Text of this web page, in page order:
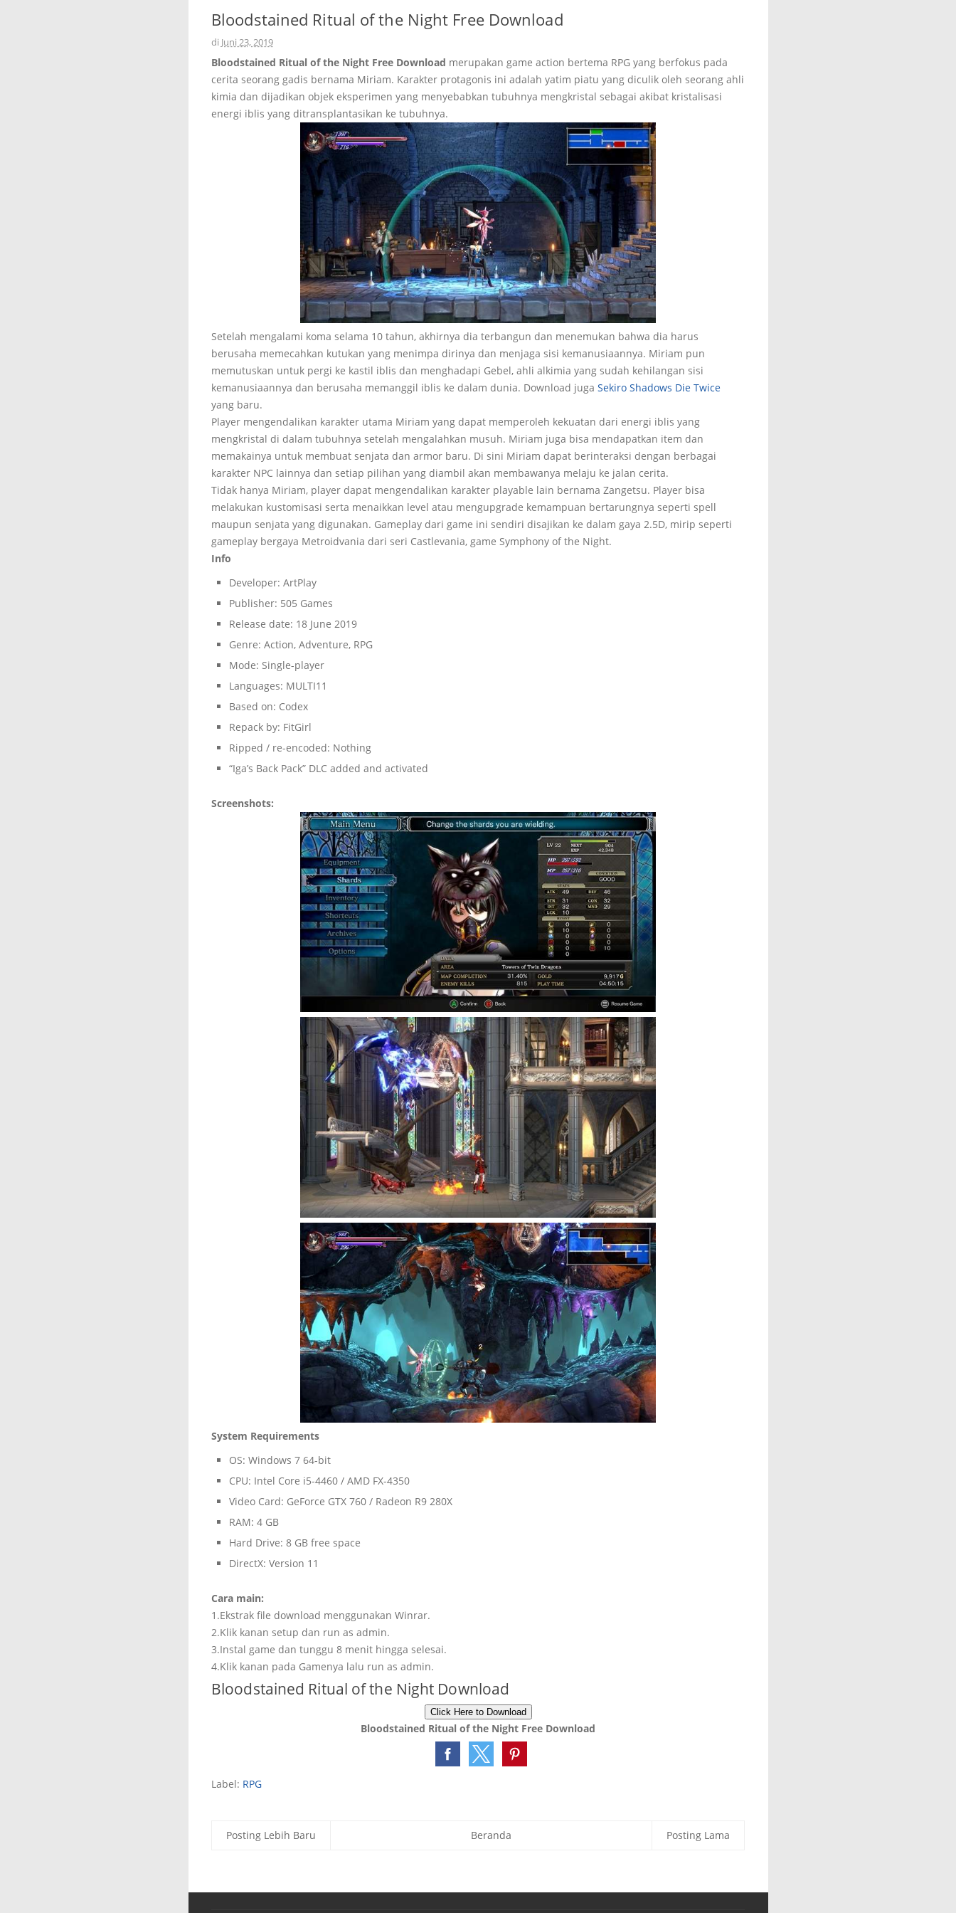
Bloodstained Ritual of the Night Free Download
di Juni 23, 2019
Bloodstained Ritual of the Night Free Download merupakan game action bertema RPG yang berfokus pada
cerita seorang gadis bernama Miriam. Karakter protagonis ini adalah yatim piatu yang diculik oleh seorang ahli
kimia dan dijadikan objek eksperimen yang menyebabkan tubuhnya mengkristal sebagai akibat kristalisasi
energi iblis yang ditransplantasikan ke tubuhnya.
Setelah mengalami koma selama 10 tahun, akhirnya dia terbangun dan menemukan bahwa dia harus
berusaha memecahkan kutukan yang menimpa dirinya dan menjaga sisi kemanusiaannya. Miriam pun
memutuskan untuk pergi ke kastil iblis dan menghadapi Gebel, ahli alkimia yang sudah kehilangan sisi
kemanusiaannya dan berusaha memanggil iblis ke dalam dunia. Download juga Sekiro Shadows Die Twice
yang baru.
Player mengendalikan karakter utama Miriam yang dapat memperoleh kekuatan dari energi iblis yang
mengkristal di dalam tubuhnya setelah mengalahkan musuh. Miriam juga bisa mendapatkan item dan
memakainya untuk membuat senjata dan armor baru. Di sini Miriam dapat berinteraksi dengan berbagai
karakter NPC lainnya dan setiap pilihan yang diambil akan membawanya melaju ke jalan cerita.
Tidak hanya Miriam, player dapat mengendalikan karakter playable lain bernama Zangetsu. Player bisa
melakukan kustomisasi serta menaikkan level atau mengupgrade kemampuan bertarungnya seperti spell
maupun senjata yang digunakan. Gameplay dari game ini sendiri disajikan ke dalam gaya 2.5D, mirip seperti
gameplay bergaya Metroidvania dari seri Castlevania, game Symphony of the Night.
Info
Developer: ArtPlay
Publisher: 505 Games
Release date: 18 June 2019
Genre: Action, Adventure, RPG
Mode: Single-player
Languages: MULTI11
Based on: Codex
Repack by: FitGirl
Ripped / re-encoded: Nothing
“Iga’s Back Pack” DLC added and activated
Screenshots:
System Requirements
OS: Windows 7 64-bit
CPU: Intel Core i5-4460 / AMD FX-4350
Video Card: GeForce GTX 760 / Radeon R9 280X
RAM: 4 GB
Hard Drive: 8 GB free space
DirectX: Version 11
Cara main:
1.Ekstrak file download menggunakan Winrar.
2.Klik kanan setup dan run as admin.
3.Instal game dan tunggu 8 menit hingga selesai.
4.Klik kanan pada Gamenya lalu run as admin.
Bloodstained Ritual of the Night Download
Click Here to Download
Bloodstained Ritual of the Night Free Download
Label: RPG
Posting Lebih Baru Posting Lama
Beranda